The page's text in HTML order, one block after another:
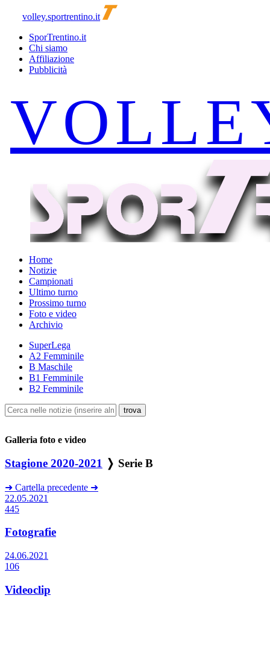
volley.sportrentino.it
SporTrentino.it
Chi siamo
Affiliazione
Pubblicità
Home
Notizie
Campionati
Ultimo turno
Prossimo turno
Foto e video
Archivio
SuperLega
A2 Femminile
B Maschile
B1 Femminile
B2 Femminile
Galleria foto e video
Stagione 2020-2021 ❭ Serie B
➜ Cartella precedente ➜
22.05.2021
445
Fotografie
24.06.2021
106
Videoclip